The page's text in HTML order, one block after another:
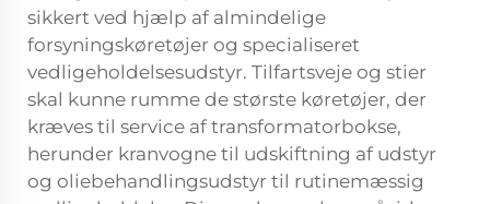
sikkert ved hjælp af almindelige
forsyningskøretøjer og specialiseret
vedligeholdelsesudstyr. Tilfartsveje og stier
skal kunne rumme de største køretøjer, der
kræves til service af transformatorbokse,
herunder kranvogne til udskiftning af udstyr
og oliebehandlingsudstyr til rutinemæssig